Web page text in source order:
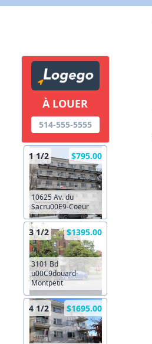
À LOUER
514-555-5555
1 1/2 $795.00
10625 Av. du
Sacru00E9-Coeur
3 1/2 $1395.00
3101 Bd
u00C9douard-
Montpetit
4 1/2 $1695.00